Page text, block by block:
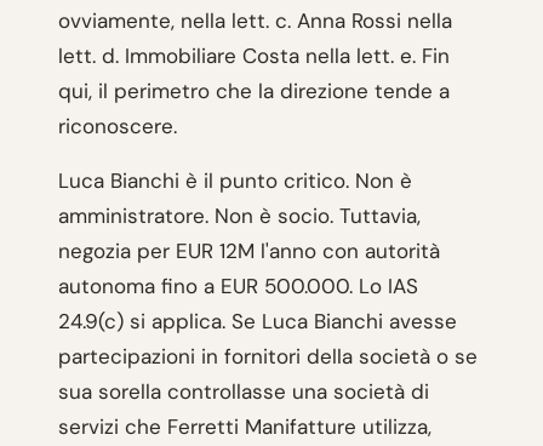
ovviamente, nella lett. c. Anna Rossi nella
lett. d. Immobiliare Costa nella lett. e. Fin
qui, il perimetro che la direzione tende a
riconoscere.
Luca Bianchi è il punto critico. Non è
amministratore. Non è socio. Tuttavia,
negozia per EUR 12M l'anno con autorità
autonoma fino a EUR 500.000. Lo IAS
24.9(c) si applica. Se Luca Bianchi avesse
partecipazioni in fornitori della società o se
sua sorella controllasse una società di
servizi che Ferretti Manifatture utilizza,